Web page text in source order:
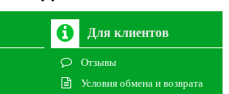
Для клиентов
Отзывы
Условия обмена и возврата